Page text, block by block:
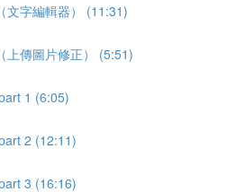
文字編輯器） (11:31)
上傳圖片修正） (5:51)
1 (6:05)
2 (12:11)
3 (16:16)